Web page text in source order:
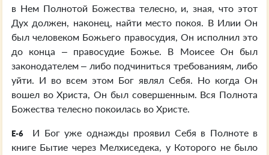
в Нем Полнотой Божества телесно, и, зная, что этот
Дух должен, наконец, найти место покоя. В Илии Он
был человеком Божьего правосудия, Он исполнил это
до конца – правосудие Божье. В Моисее Он был
законодателем – либо подчиниться требованиям, либо
уйти. И во всем этом Бог являл Себя. Но когда Он
вошел во Христа, Он был совершенным. Вся Полнота
Божества телесно покоилась во Христе.
E-6
И Бог уже однажды проявил Себя в Полноте в
книге Бытие через Мелхиседека, у Которого не было